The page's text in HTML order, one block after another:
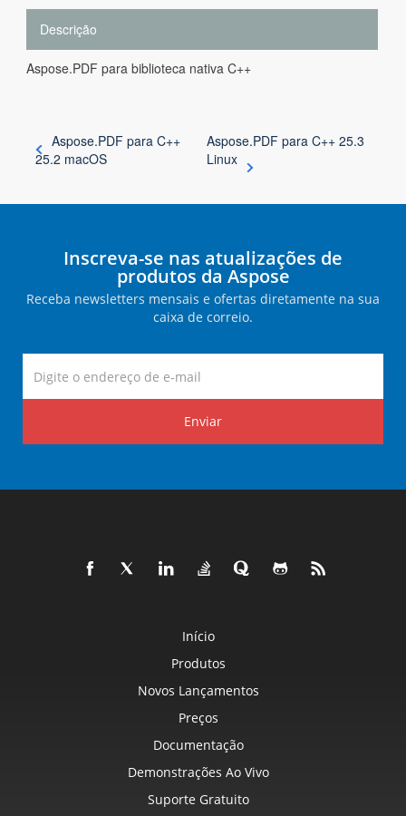
Descrição
Aspose.PDF para biblioteca nativa C++
Aspose.PDF para C++
25.2 macOS
Aspose.PDF para C++ 25.3
Linux
Inscreva-se nas atualizações de
produtos da Aspose
Receba newsletters mensais e ofertas diretamente na sua
caixa de correio.
Enviar
Início
Produtos
Novos Lançamentos
Preços
Documentação
Demonstrações Ao Vivo
Suporte Gratuito